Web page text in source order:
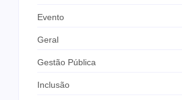
Evento
Geral
Gestão Pública
Inclusão